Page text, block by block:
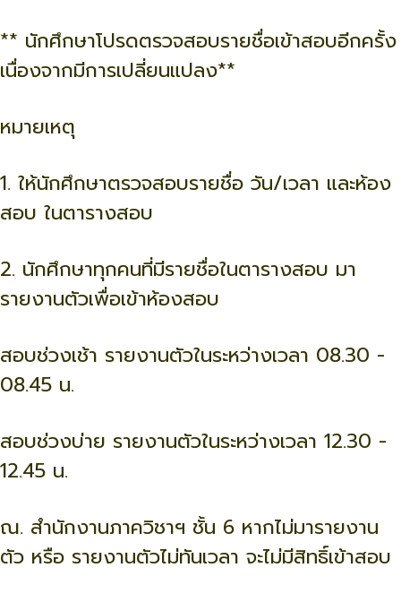
** นักศึกษาโปรดตรวจสอบรายชื่อเข้าสอบอีกครั้ง
เนื่องจากมีการเปลี่ยนแปลง**
หมายเหตุ
1. ให้นักศึกษาตรวจสอบรายชื่อ วัน/เวลา และห้อง
สอบ ในตารางสอบ
2. นักศึกษาทุกคนที่มีรายชื่อในตารางสอบ มา
รายงานตัวเพื่อเข้าห้องสอบ
สอบช่วงเช้า รายงานตัวในระหว่างเวลา 08.30 -
08.45 น.
สอบช่วงบ่าย รายงานตัวในระหว่างเวลา 12.30 -
12.45 น.
ณ. สำนักงานภาควิชาฯ ชั้น 6 หากไม่มารายงาน
ตัว หรือ รายงานตัวไม่ทันเวลา จะไม่มีสิทธิ์เข้าสอบ